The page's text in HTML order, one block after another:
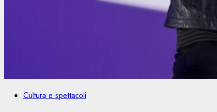
Cultura e spettacoli